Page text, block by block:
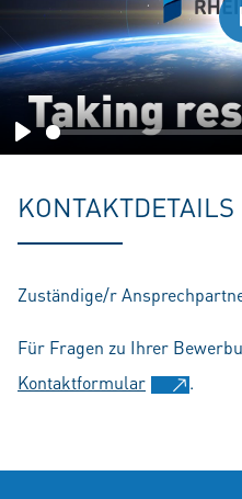
Play
KONTAKTDETAILS
Zuständige/r
Für Fragen zu Ihrer
Kontaktformular
.